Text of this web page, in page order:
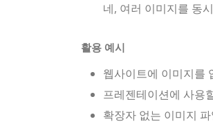
네, 여러 이미지를 동
활용 예시
웹사이트에 이미지를
프레젠테이션에 사용
확장자 없는 이미지